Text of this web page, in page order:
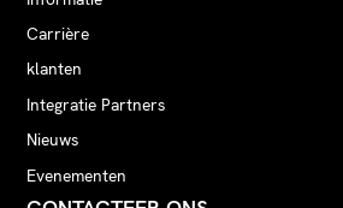
Carrière
klanten
Integratie Partners
Nieuws
Evenementen